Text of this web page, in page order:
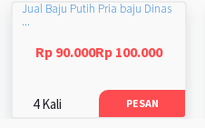
Jual Baju Putih Pria baju Dinas
...
Rp 90.000Rp 100.000
4 Kali PESAN